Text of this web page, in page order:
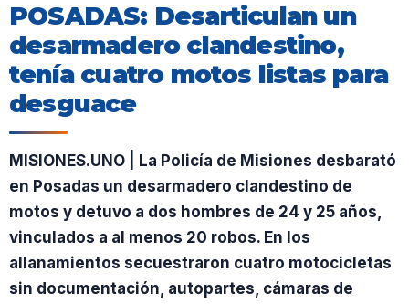
POSADAS: Desarticulan un
desarmadero clandestino,
tenía cuatro motos listas para
desguace
MISIONES.UNO | La Policía de Misiones desbarató
en Posadas un desarmadero clandestino de
motos y detuvo a dos hombres de 24 y 25 años,
vinculados a al menos 20 robos. En los
allanamientos secuestraron cuatro motocicletas
sin documentación, autopartes, cámaras de